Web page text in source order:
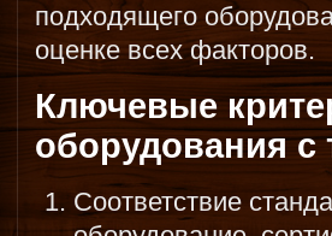
подходящего
оценке всех факторов.
Ключевые
оборудования с
Соответствие